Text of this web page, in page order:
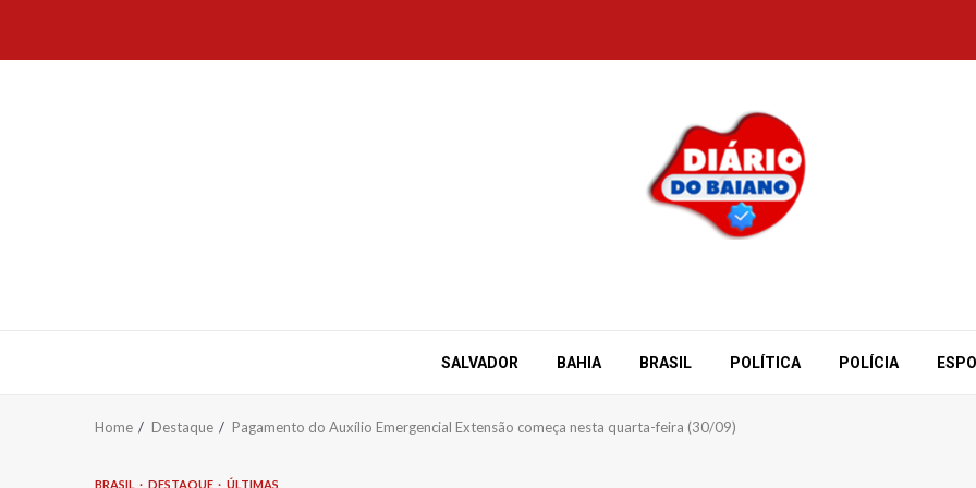
content
SALVADOR BAHIA BRASIL POLÍTICA POLÍCIA
Home Destaque Pagamento do Auxílio Emergencial Extensão começa nesta quarta-feira (30/09)
BRASIL DESTAQUE ÚLTIMAS